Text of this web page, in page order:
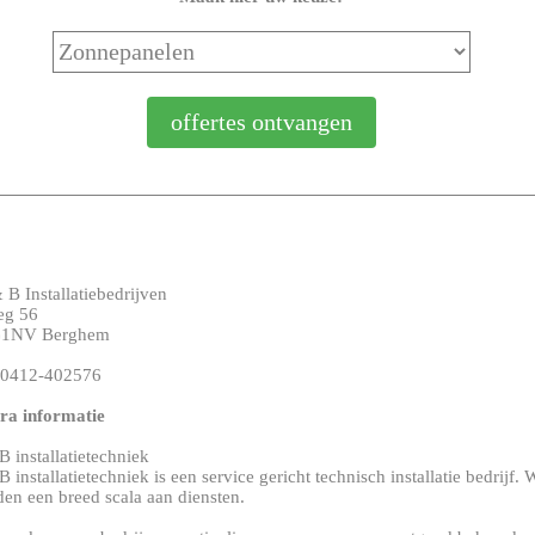
B Installatiebedrijven
56
Berghem
402576
informatie
installatietechniek
installatietechniek is een service gericht technisch installatie bedrijf.
een breed scala aan diensten.